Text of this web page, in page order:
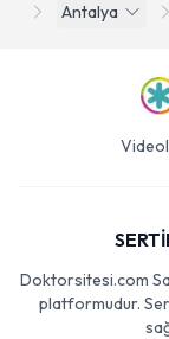
Antalya
Doktorsitesi.com
platformudur.